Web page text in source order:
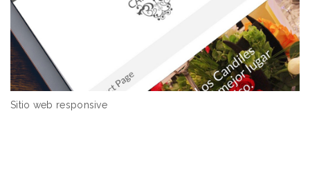
Sitio web responsive